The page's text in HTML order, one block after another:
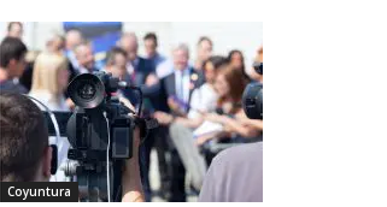
Coyuntura